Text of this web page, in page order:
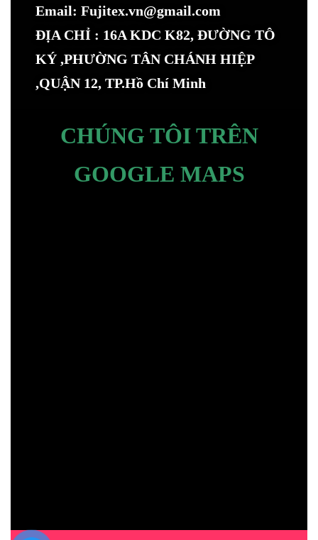
Email: Fujitex.vn@gmail.com
ĐỊA CHỈ : 16A KDC K82, ĐƯỜNG TÔ
KÝ ,PHƯỜNG TÂN CHÁNH HIỆP
,QUẬN 12, TP.Hồ Chí Minh
CHÚNG TÔI TRÊN
GOOGLE MAPS